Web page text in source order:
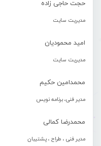
حجت حاجی زاده
مدیریت سایت
امید محمودیان
مدیریت سایت
محمدامین حکیم
مدیر فنی، برنامه نویس
محمدرضا کمالی
مدیر فنی ، طراح ، پشتیبان